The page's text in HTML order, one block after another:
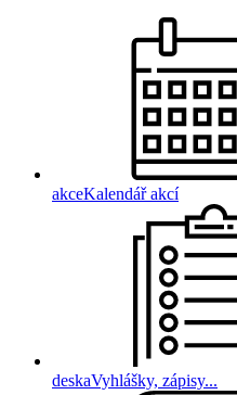
akceKalendář akcí
deskaVyhlášky, zápisy...